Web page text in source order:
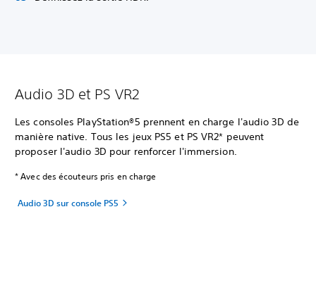
Audio 3D et PS VR2
Les consoles PlayStation®5 prennent en charge l'audio 3D de
manière native. Tous les jeux PS5 et PS VR2* peuvent
proposer l'audio 3D pour renforcer l'immersion.
* Avec des écouteurs pris en charge
Audio 3D sur console PS5